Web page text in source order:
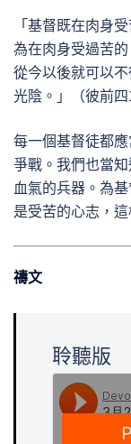
「基督既在肉身
為在肉身受過苦
從今以後就可以
光陰。」（彼前四
每一個基督徒都
爭戰。我們也當
血氣的兵器。為
是受苦的心志，
禱文
聆聽版